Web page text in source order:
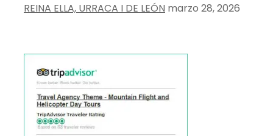
REINA ELLA, URRACA I DE LEÓN marzo 28, 2026